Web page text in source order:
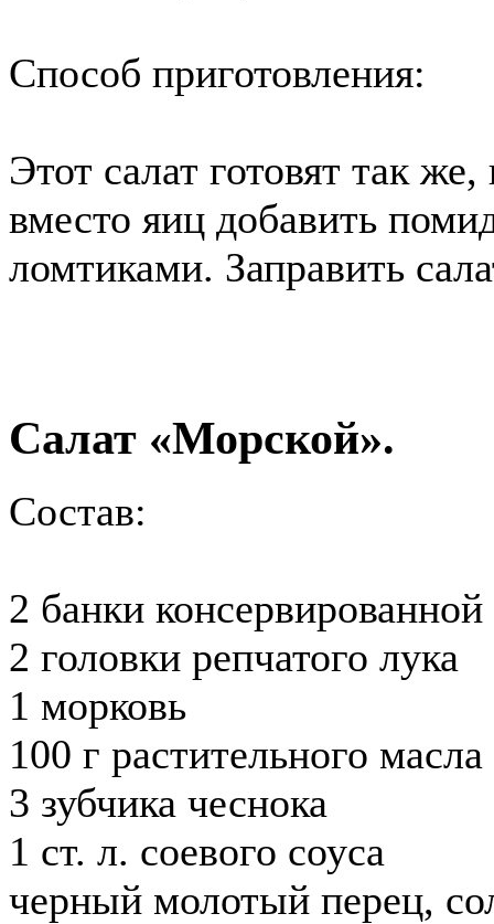
Способ приготовления:
Этот салат готовят так
вместо яиц добавить
ломтиками. Заправить
Салат «Морской».
Состав:
2 банки
2 головки репчатого лука
1 морковь
100 г растительного масла
3 зубчика чеснока
1 ст. л. соевого соуса
черный молотый перец,